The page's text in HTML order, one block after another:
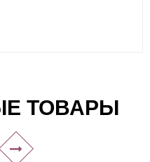
ТОВАРЫ